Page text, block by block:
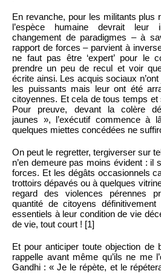
En revanche, pour les militants plus
l’espèce humaine devrait
changement de paradigmes – à
rapport de forces – parvient à
ne faut pas être ‘expert’ pour le
prendre un peu de recul et voir que
écrite ainsi. Les acquis sociaux
les puissants mais leur ont été
citoyennes. Et cela de tous temps
Pour preuve, devant la colère
jaunes », l’exécutif commence à
quelques miettes concédées ne
On peut le regretter, tergiverser sur
n’en demeure pas moins évident : il
forces. Et les dégâts occasionnels
trottoirs dépavés ou à quelques
regard des violences pérennes
quantité de citoyens définitivement
essentiels à leur condition de vie
de vie, tout court ! [1]
Et pour anticiper toute objection de
rappelle avant même qu’ils ne me
Gandhi : « Je le répète, et le